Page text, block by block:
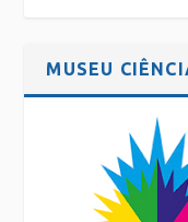
MUSEU